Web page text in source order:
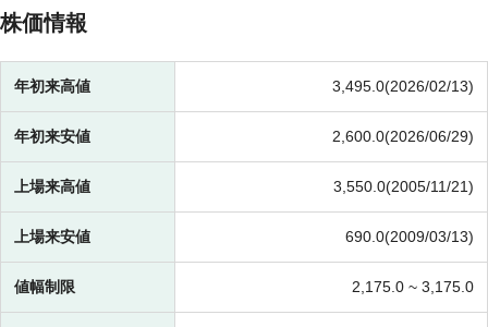
株価情報
年初来高値 3,495.0(2026/02/13)
年初来安値 2,600.0(2026/06/29)
上場来高値 3,550.0(2005/11/21)
上場来安値 690.0(2009/03/13)
値幅制限 2,175.0 ~ 3,175.0